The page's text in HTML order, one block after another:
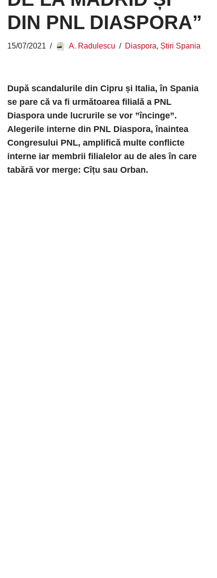
DIN PNL DIASPORA”
15/07/2021 A. Radulescu Diaspora, Știri Spania
După scandalurile din Cipru și Italia, în Spania
se pare că va fi următoarea filială a PNL
Diaspora unde lucrurile se vor ”încinge”.
Alegerile interne din PNL Diaspora, înaintea
Congresului PNL, amplifică multe conflicte
interne iar membrii filialelor au de ales în care
tabără vor merge: Cîțu sau Orban.